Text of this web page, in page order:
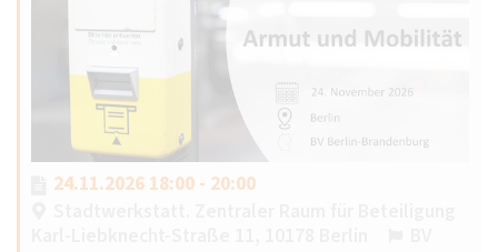
24.11.2026 18:00 - 20:00